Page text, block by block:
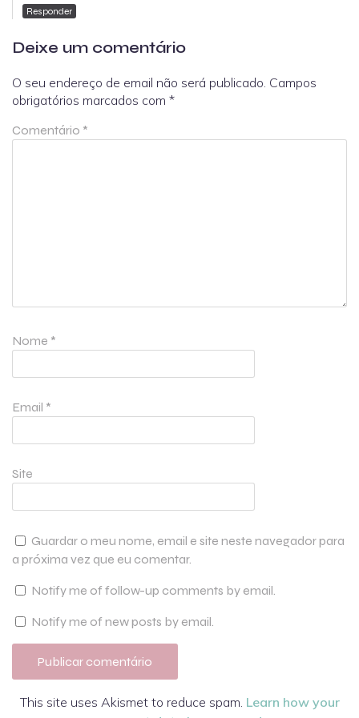
Responder
Deixe um comentário
O seu endereço de email não será publicado. Campos
obrigatórios marcados com *
Comentário *
Nome *
Email *
Site
Guardar o meu nome, email e site neste navegador para
a próxima vez que eu comentar.
Notify me of follow-up comments by email.
Notify me of new posts by email.
This site uses Akismet to reduce spam. Learn how your